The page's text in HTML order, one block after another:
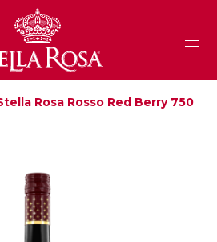
Rosa Rosso Red Berry 750